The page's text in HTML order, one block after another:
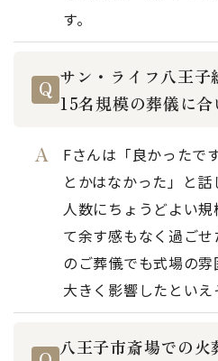
す。
サン・ライフ八王子
15名規模の葬儀に合
Fさんは「良かったで
とかはなかった」と
人数にちょうどよい
て余す感もなく過ご
のご葬儀でも式場の
大きく影響したといえ
八王子市斎場での